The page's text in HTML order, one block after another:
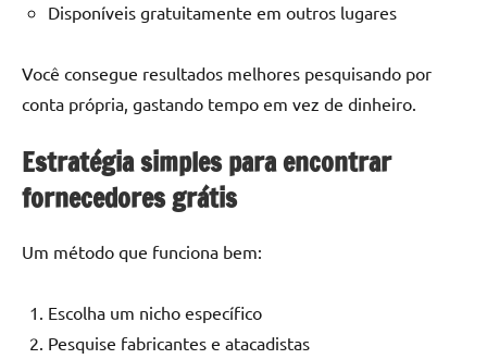
Disponíveis gratuitamente em outros lugares
Você consegue resultados melhores pesquisando por
conta própria, gastando tempo em vez de dinheiro.
Estratégia simples para encontrar
fornecedores grátis
Um método que funciona bem:
Escolha um nicho específico
Pesquise fabricantes e atacadistas